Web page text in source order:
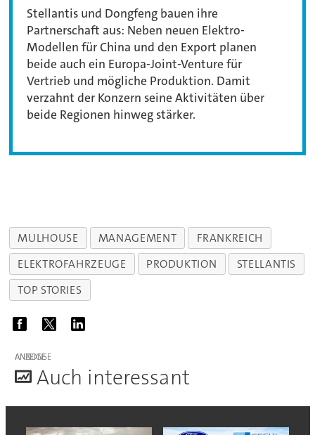
Stellantis und Dongfeng bauen ihre
Partnerschaft aus: Neben neuen Elektro-
Modellen für China und den Export planen
beide auch ein Europa-Joint-Venture für
Vertrieb und mögliche Produktion. Damit
verzahnt der Konzern seine Aktivitäten über
beide Regionen hinweg stärker.
MULHOUSE MANAGEMENT
FRANKREICH
ELEKTROFAHRZEUGE
PRODUKTION
STELLANTIS
TOP STORIES
ANZEIGE
Auch interessant